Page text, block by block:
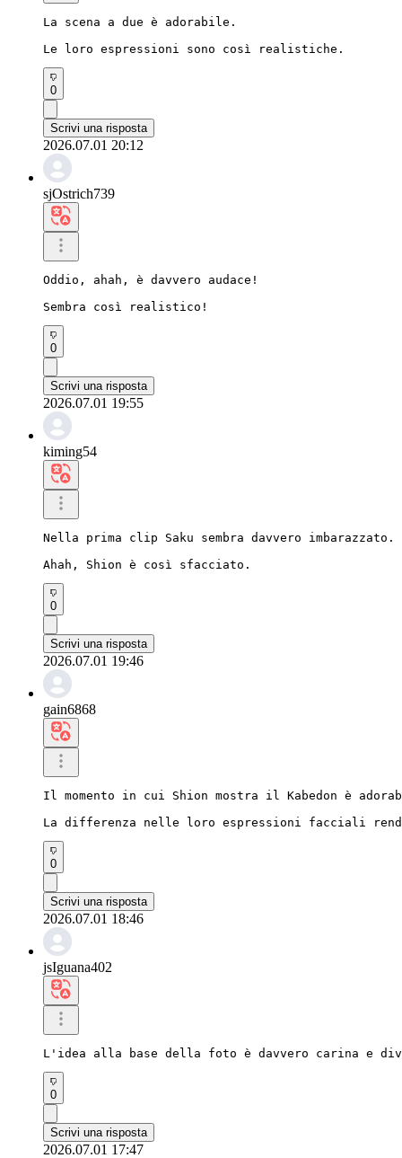
La scena a due è adorabile.
Le loro espressioni sono così realistiche.
0
Scrivi una risposta
2026.07.01 20:12
sjOstrich739
Oddio, ahah, è davvero audace!
Sembra così realistico!
0
Scrivi una risposta
2026.07.01 19:55
kiming54
Nella prima clip Saku sembra davvero imbarazzato.
Ahah, Shion è così sfacciato.
0
Scrivi una risposta
2026.07.01 19:46
gain6868
Il momento in cui Shion mostra il Kabedon è
La differenza nelle loro espressioni facciali
0
Scrivi una risposta
2026.07.01 18:46
jsIguana402
L'idea alla base della foto è davvero carina e
0
Scrivi una risposta
2026.07.01 17:47